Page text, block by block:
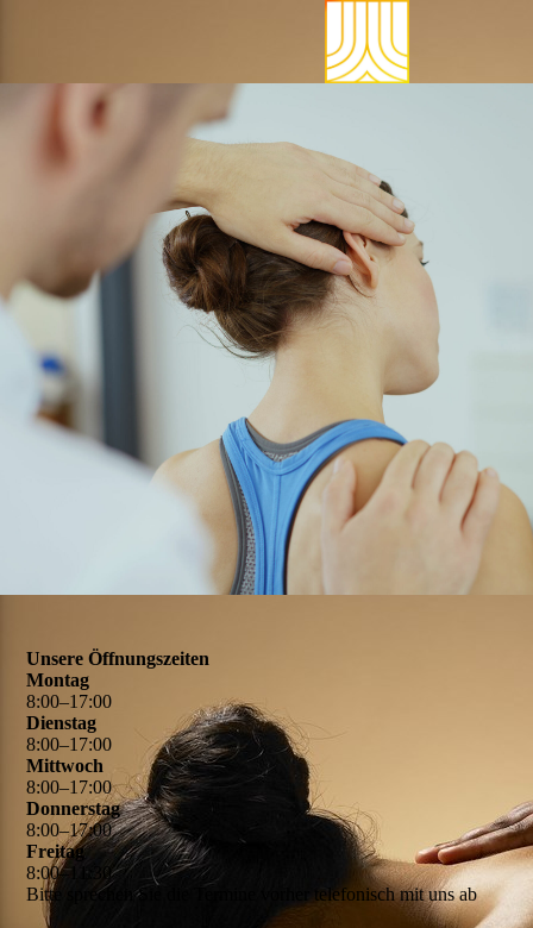
Unsere Öffnungszeiten
Montag
8:00–17:00
Dienstag
8:00–17:00
Mittwoch
8:00–17:00
Donnerstag
8:00–17:00
Freitag
8:00–11
30
Bitte sprechen Sie die Termine vorher telefonisch mit uns ab